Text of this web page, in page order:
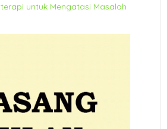
untuk Mengatasi Masalah